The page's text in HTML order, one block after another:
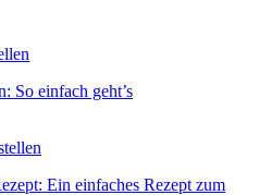
So einfach geht’s
Ein einfaches Rezept zum